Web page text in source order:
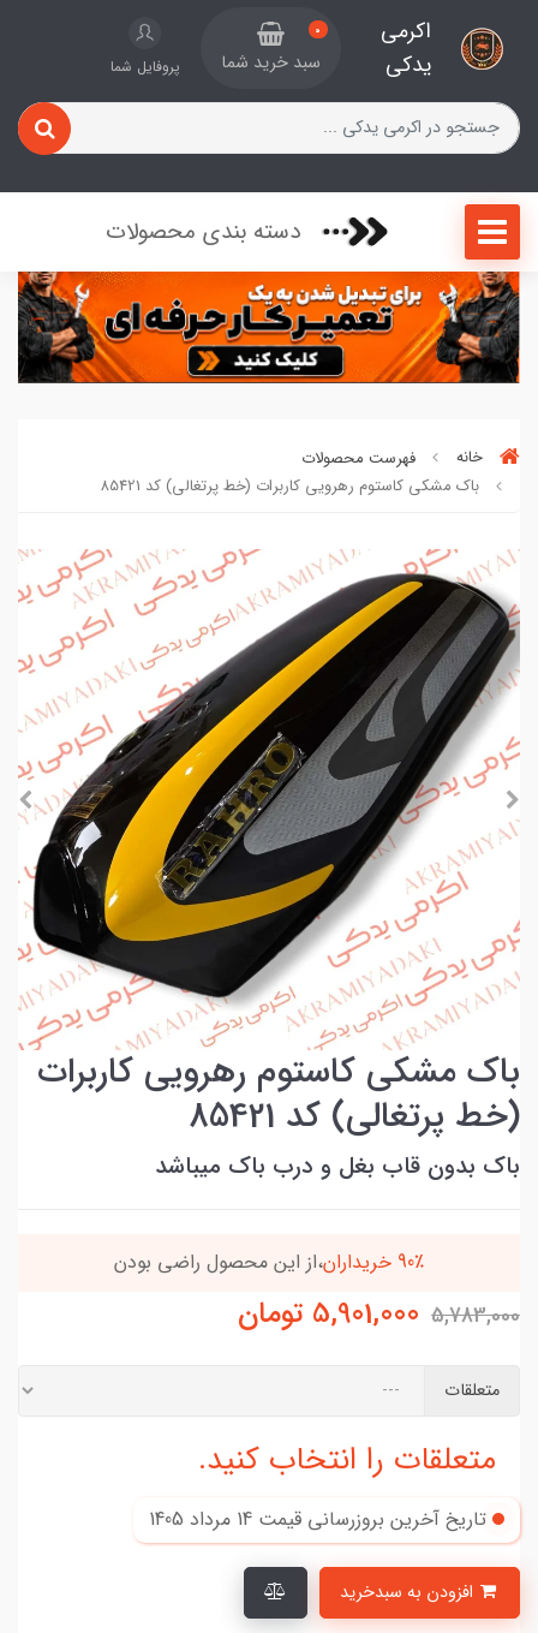
اکرمی
یدکی
0
سبد خرید شما پروفایل شما
دسته بندی محصولات
خانه
فهرست محصولات
باک مشکی کاستوم رهرویی کاربرات (خط پرتغالی) کد 85421
باک مشکی کاستوم رهرویی کاربرات
(خط پرتغالی) کد 85421
باک بدون قاب بغل و درب باک میباشد
محصول راضی بودن بسته ها سرموقع
5,783,000
5,901,000 تومان
متعلقات
متعلقات را انتخاب کنید.
تاریخ آخرین بروزرسانی قیمت 14 مرداد 1405